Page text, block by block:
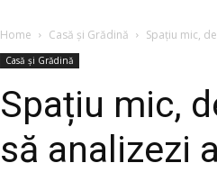
Home Casă și Grădină Spațiu mic,
Casă și Grădină
Spațiu mic,
să analizezi